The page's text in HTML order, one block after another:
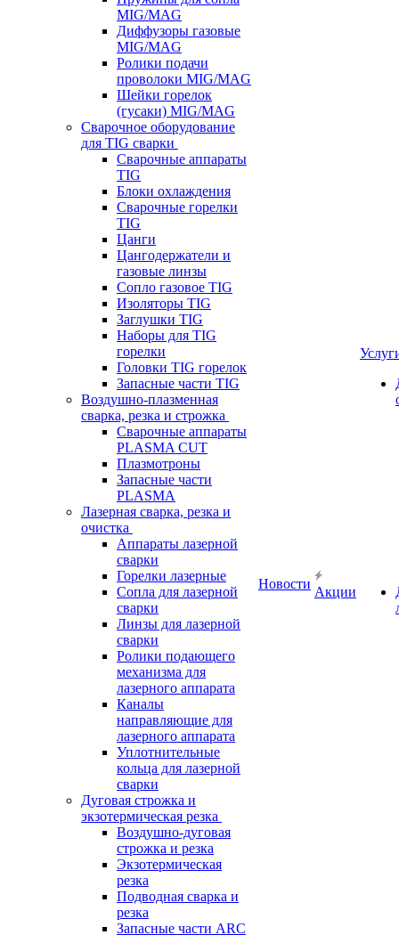
MIG/MAG
Диффузоры газовые
MIG/MAG
Ролики подачи
проволоки MIG/MAG
Шейки горелок
(гусаки) MIG/MAG
Сварочное оборудование
для TIG сварки
Сварочные аппараты
TIG
Блоки охлаждения
Сварочные горелки
TIG
Цанги
Цангодержатели и
газовые линзы
Сопло газовое TIG
Изоляторы TIG
Заглушки TIG
Наборы для TIG
горелки
Головки TIG горелок
Запасные части TIG
Воздушно-плазменная
сварка, резка и строжка
Сварочные аппараты
PLASMA CUT
Плазмотроны
Запасные части
PLASMA
Лазерная сварка, резка и
очистка
Аппараты лазерной
сварки
Горелки лазерные
Сопла для лазерной
сварки
Линзы для лазерной
сварки
Ролики подающего
механизма для
лазерного аппарата
Каналы
направляющие для
лазерного аппарата
Уплотнительные
кольца для лазерной
сварки
Дуговая строжка и
экзотермическая резка
Воздушно-дуговая
строжка и резка
Экзотермическая
резка
Подводная сварка и
резка
Запасные части ARC
Новости
Акции